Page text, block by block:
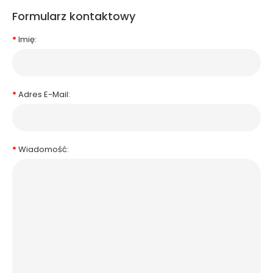
Formularz kontaktowy
Imię:
Adres E-Mail:
Wiadomość: